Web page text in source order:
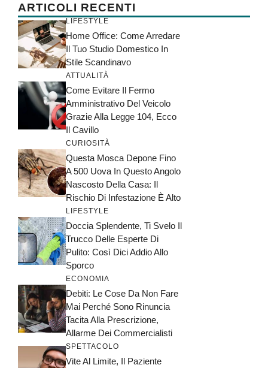
ARTICOLI RECENTI
LIFESTYLE
Home Office: Come Arredare
Il Tuo Studio Domestico In
Stile Scandinavo
ATTUALITÀ
Come Evitare Il Fermo
Amministrativo Del Veicolo
Grazie Alla Legge 104, Ecco
Il Cavillo
CURIOSITÀ
Questa Mosca Depone Fino
A 500 Uova In Questo Angolo
Nascosto Della Casa: Il
Rischio Di Infestazione È Alto
LIFESTYLE
Doccia Splendente, Ti Svelo Il
Trucco Delle Esperte Di
Pulito: Così Dici Addio Allo
Sporco
ECONOMIA
Debiti: Le Cose Da Non Fare
Mai Perché Sono Rinuncia
Tacita Alla Prescrizione,
Allarme Dei Commercialisti
SPETTACOLO
Vite Al Limite, Il Paziente